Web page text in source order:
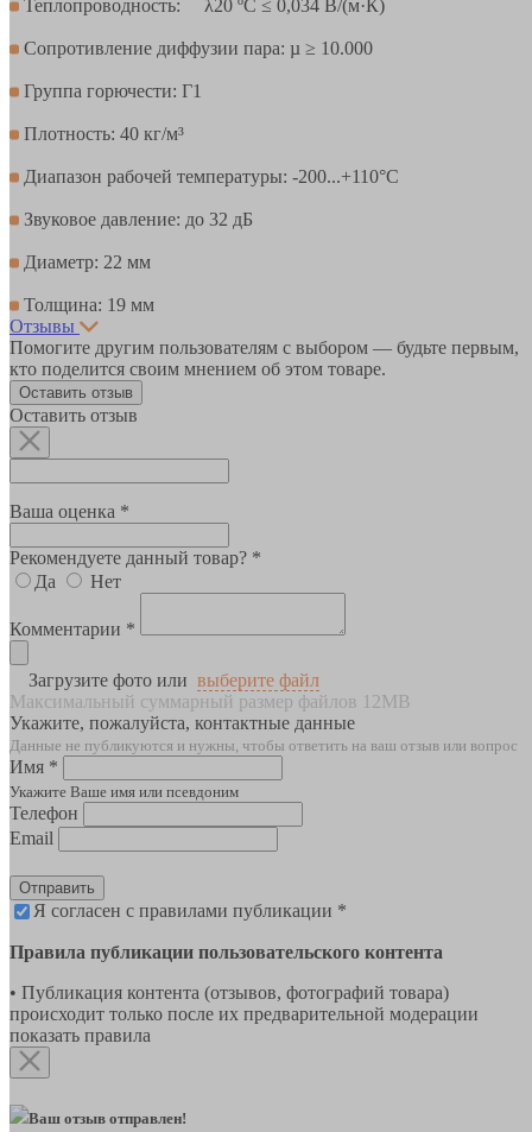
Теплопроводность: λ20 ºC ≤ 0,034 В/(м·К)
Сопротивление диффузии пара: µ ≥ 10.000
Группа горючести: Г1
Плотность: 40 кг/м³
Диапазон рабочей температуры: -200...+110°С
Звуковое давление: до 32 дБ
Диаметр: 22 мм
Толщина: 19 мм
Отзывы
Помогите другим пользователям с выбором — будьте первым,
кто поделится своим мнением об этом товаре.
Оставить отзыв
Оставить отзыв
Ваша оценка *
Рекомендуете данный товар? *
Да
Нет
Комментарии *
Загрузите фото или выберите файл
Максимальный суммарный размер файлов 12MB
Укажите, пожалуйста, контактные данные
Данные не публикуются и нужны, чтобы ответить на ваш отзыв или вопрос
Имя *
Укажите Ваше имя или псевдоним
Телефон
Email
Отправить
Я согласен с правилами публикации *
Правила публикации пользовательского контента
• Публикация контента (отзывов, фотографий товара)
происходит только после их предварительной модерации
показать правила
Ваш отзыв отправлен!